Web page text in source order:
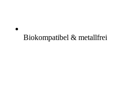
Biokompatibel & metallfrei